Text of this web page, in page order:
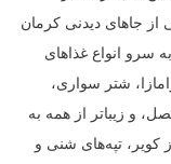
جاهای دیدنی کرمان
سرو انواع غذاهای
شتر سواری،
و زیباتر از همه به
کویر، تپه‌های شنی و